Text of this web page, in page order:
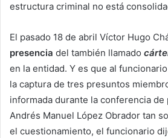
estructura criminal no está
El pasado 18 de abril Víctor Hugo
presencia del también llamado
en la entidad. Y es que al
la captura de tres presuntos
informada durante la conferencia
Andrés Manuel López Obrador tan
el cuestionamiento, el funcionario